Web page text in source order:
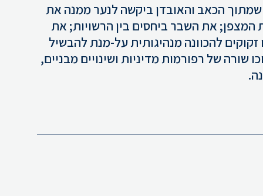
שמתוך הכאב והאובדן ביקשה לנער ממנה את
המצפן; את השבר ביחסים בין הרשויות; את
להכוונה מנהיגותית על-מנת להבשיל
שורה של רפורמות מדיניות ושינויים מבניים,